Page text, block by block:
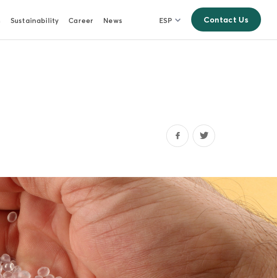
Sustainability Career News ESP Contact Us